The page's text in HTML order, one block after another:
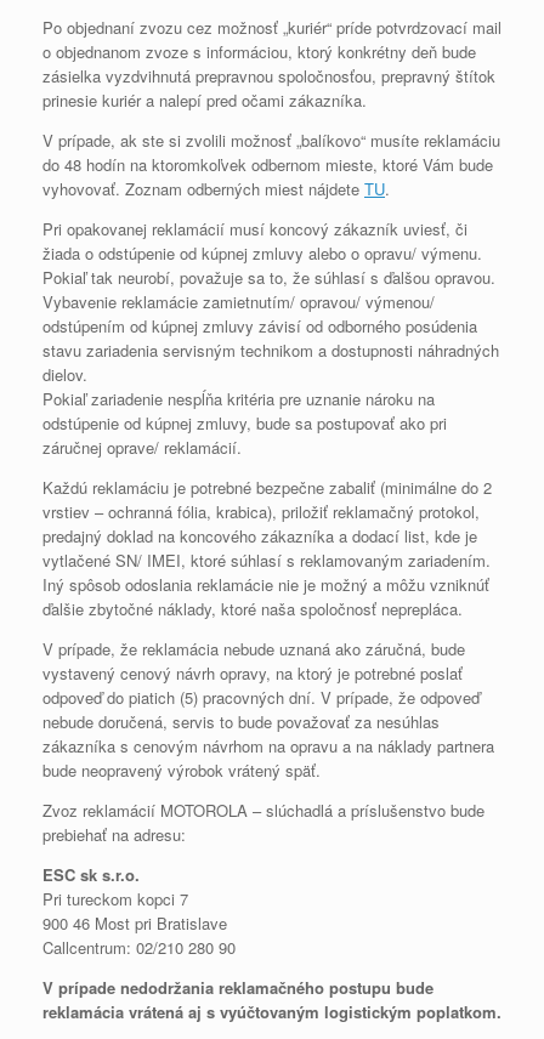
Po objednaní zvozu cez možnosť „kuriér“ príde potvrdzovací mail
o objednanom zvoze s informáciou, ktorý konkrétny deň bude
zásielka vyzdvihnutá prepravnou spoločnosťou, prepravný štítok
prinesie kuriér a nalepí pred očami zákazníka.
V prípade, ak ste si zvolili možnosť „balíkovo“ musíte reklamáciu
do 48 hodín na ktoromkoľvek odbernom mieste, ktoré Vám bude
vyhovovať. Zoznam odberných miest nájdete TU.
Pri opakovanej reklamácií musí koncový zákazník uviesť, či
žiada o odstúpenie od kúpnej zmluvy alebo o opravu/ výmenu.
Pokiaľ tak neurobí, považuje sa to, že súhlasí s ďalšou opravou.
Vybavenie reklamácie zamietnutím/ opravou/ výmenou/
odstúpením od kúpnej zmluvy závisí od odborného posúdenia
stavu zariadenia servisným technikom a dostupnosti náhradných
dielov.
Pokiaľ zariadenie nespĺňa kritéria pre uznanie nároku na
odstúpenie od kúpnej zmluvy, bude sa postupovať ako pri
záručnej oprave/ reklamácií.
Každú reklamáciu je potrebné bezpečne zabaliť (minimálne do 2
vrstiev – ochranná fólia, krabica), priložiť reklamačný protokol,
predajný doklad na koncového zákazníka a dodací list, kde je
vytlačené SN/ IMEI, ktoré súhlasí s reklamovaným zariadením.
Iný spôsob odoslania reklamácie nie je možný a môžu vzniknúť
ďalšie zbytočné náklady, ktoré naša spoločnosť neprepláca.
V prípade, že reklamácia nebude uznaná ako záručná, bude
vystavený cenový návrh opravy, na ktorý je potrebné poslať
odpoveď do piatich (5) pracovných dní. V prípade, že odpoveď
nebude doručená, servis to bude považovať za nesúhlas
zákazníka s cenovým návrhom na opravu a na náklady partnera
bude neopravený výrobok vrátený späť.
Zvoz reklamácií MOTOROLA – slúchadlá a príslušenstvo bude
prebiehať na adresu:
ESC sk s.r.o.
Pri tureckom kopci 7
900 46 Most pri Bratislave
Callcentrum: 02/210 280 90
V prípade nedodržania reklamačného postupu bude
reklamácia vrátená aj s vyúčtovaným logistickým poplatkom.